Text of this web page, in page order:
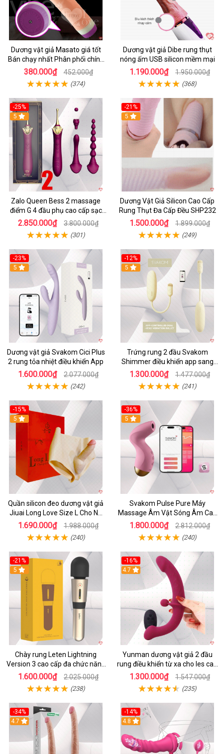
Dương vật giả Masato giá tốt
Bán chạy nhất Phân phối chính
hãng
380.000₫ 452.000₫
(374)
Dương vật giả Dibe rung thụt
nóng ấm USB silicon mềm mại
1.190.000₫ 1.950.000₫
(368)
-25%
5
Zalo Queen Bess 2 massage
điểm G 4 đầu phụ cao cấp sạc
tiện lợi
2.850.000₫ 3.800.000₫
(301)
-21%
5
Dương Vật Giả Silicon Cao Cấp
Rung Thụt Đa Cấp Đều SHP232
1.500.000₫ 1.899.000₫
(249)
-23%
5
Dương vật giả Svakom Cici Plus
2 rung tỏa nhiệt điều khiển App
1.600.000₫ 2.077.000₫
(242)
-12%
5
Trứng rung 2 đầu Svakom
Shimmer điều khiển app sang
trọng chất lượng
1.300.000₫ 1.477.000₫
(241)
-15%
5
Quần silicon đeo dương vật giả
Jiuai Long Love Size L Cho Nữ
Đồng Tính
1.690.000₫ 1.988.000₫
(240)
-36%
5
Svakom Pulse Pure Máy
Massage Âm Vật Sóng Âm Cao
Cấp Điều Khiển App Đỉnh
1.800.000₫ 2.812.000₫
(240)
-21%
5
Chày rung Leten Lightning
Version 3 cao cấp đa chức năng
kích thích
1.600.000₫ 2.025.000₫
(238)
-16%
4.7
Yunman dương vật giả 2 đầu
rung điều khiển từ xa cho les cao
cấp
1.300.000₫ 1.547.000₫
(235)
-34%
4.7
-14%
4.8